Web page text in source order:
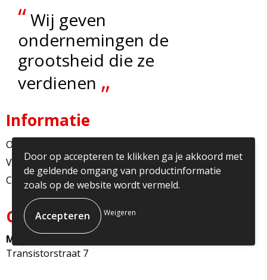
“Wij geven
ondernemingen de
grootsheid die ze
verdienen „
Informatie
Over ons
Veelgestelde vragen
Contact
Contact
Multicopy Nederland
Transistorstraat 7
Door op accepteren te klikken ga je akkoord met
de geldende omgang van productinformatie
zoals op de website wordt vermeld.
Weigeren